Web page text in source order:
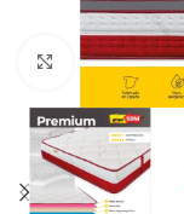
Click to